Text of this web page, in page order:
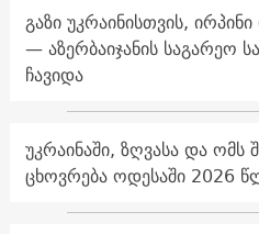
გაზი უკრაინისთვის,
— აზერბაიჯანის საგარეო
ჩავიდა
უკრაინაში, ზღვასა და
ცხოვრება ოდესაში 2026